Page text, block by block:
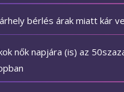
bérlés árak miatt kár
nők napjára (is) az